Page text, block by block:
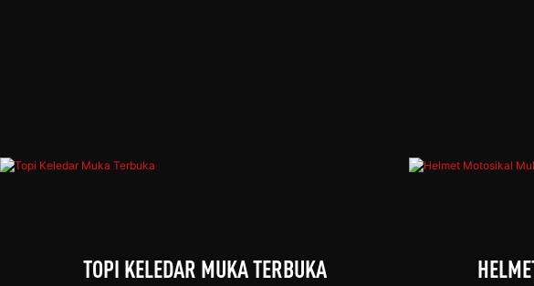
TOPI KELEDAR MUKA TERBUKA